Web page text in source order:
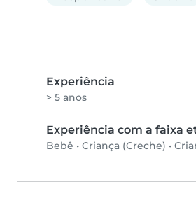
Experiência
> 5 anos
Experiência com a faixa
Bebê • Criança (Creche) •